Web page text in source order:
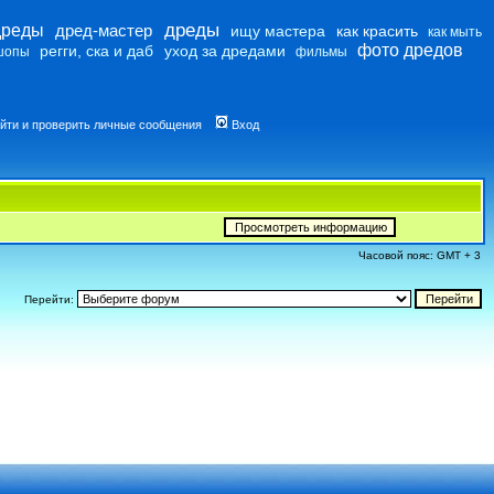
дред-мастер дреды ищу мастера как красить
как мыть
регги, ска и даб уход за дредами фильмы фото дредов
и проверить личные сообщения Вход
Часовой пояс: GMT + 3
Перейти: